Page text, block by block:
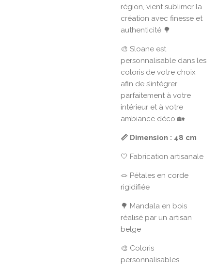
région, vient sublimer la
création avec finesse et
authenticité 🌳
🎨 Sloane est
personnalisable dans les
coloris de votre choix
afin de s’intégrer
parfaitement à votre
intérieur et à votre
ambiance déco 🏡
📏 Dimension : 48 cm
🤍 Fabrication artisanale
🪢 Pétales en corde
rigidifiée
🌳 Mandala en bois
réalisé par un artisan
belge
🎨 Coloris
personnalisables